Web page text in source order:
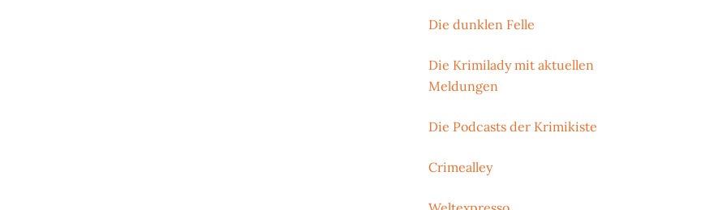
Die dunklen Felle
Die Krimilady mit aktuellen
Meldungen
Die Podcasts der Krimikiste
Crimealley